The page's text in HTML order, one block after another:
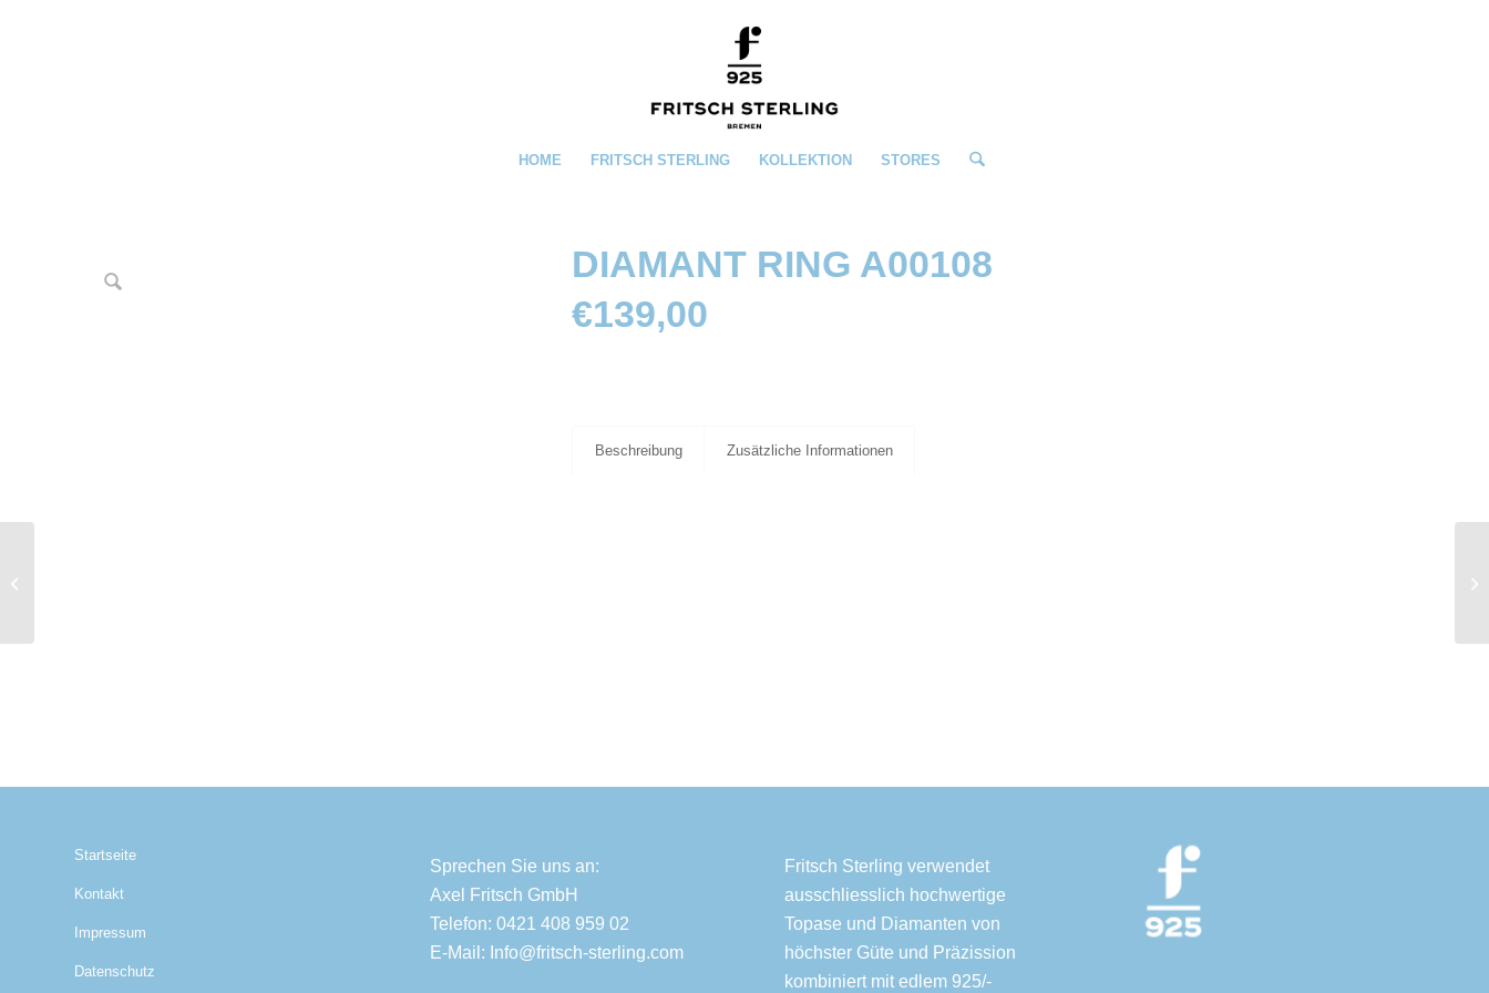
HOME FRITSCH STERLING KOLLEKTION STORES
DIAMANT RING A00108
€139,00
Beschreibung Zusätzliche Informationen
Startseite
Kontakt
Impressum
Datenschutz
Sprechen Sie uns an:
Axel Fritsch GmbH
Telefon: 0421 408 959 02
E-Mail: Info@fritsch-sterling.com
Fritsch Sterling verwendet
ausschliesslich hochwertige
Topase und Diamanten von
höchster Güte und Präzission
kombiniert mit edlem 925/-